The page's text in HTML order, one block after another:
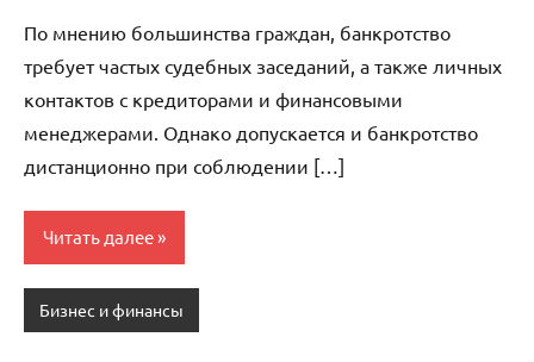
По мнению большинства граждан, банкротство
требует частых судебных заседаний, а также личных
контактов с кредиторами и финансовыми
менеджерами. Однако допускается и банкротство
дистанционно при соблюдении […]
Читать далее
Бизнес и финансы